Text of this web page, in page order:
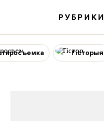
РУБРИКИ
Гісторыя